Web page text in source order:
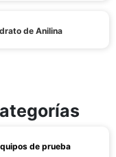
de Anilina
de prueba